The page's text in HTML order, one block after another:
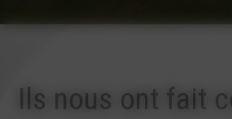
Ils nous ont fait